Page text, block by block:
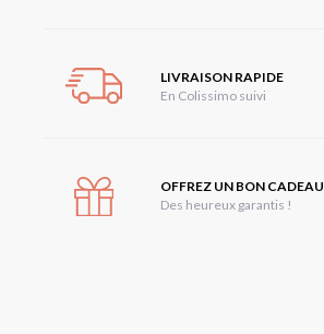
LIVRAISON RAPIDE
En Colissimo suivi
OFFREZ UN BON CADEAU
Des heureux garantis !